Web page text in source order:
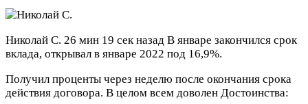
Николай С. 26 мин 19 сек назад В январе закончился срок
вклада, открывал в январе 2022 под 16,9%.
Получил проценты через неделю после окончания срока
действия договора. В целом всем доволен Достоинства: